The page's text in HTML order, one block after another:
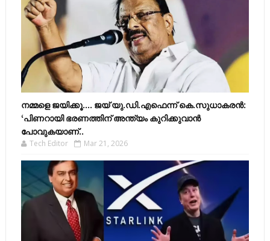
നമ്മളെ ജയിക്കൂ.... ജയ് യു.ഡി.എഫെന്ന് കെ.സുധാകരൻ:
‘പിണറായി ഭരണത്തിന് അന്ത്യം കുറിക്കുവാൻ
പോവുകയാണ്..
Tech Editor Mar 21, 2026